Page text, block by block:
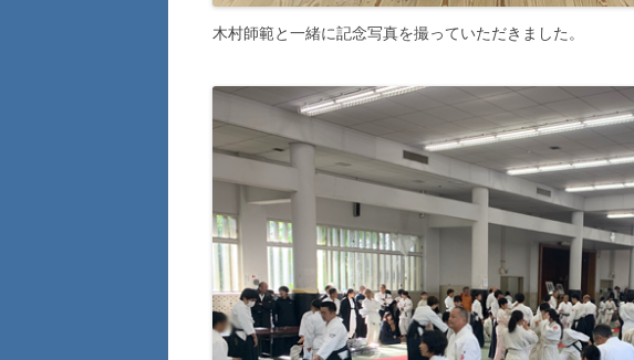
木村師範と一緒に記念写真を撮っていただきました。